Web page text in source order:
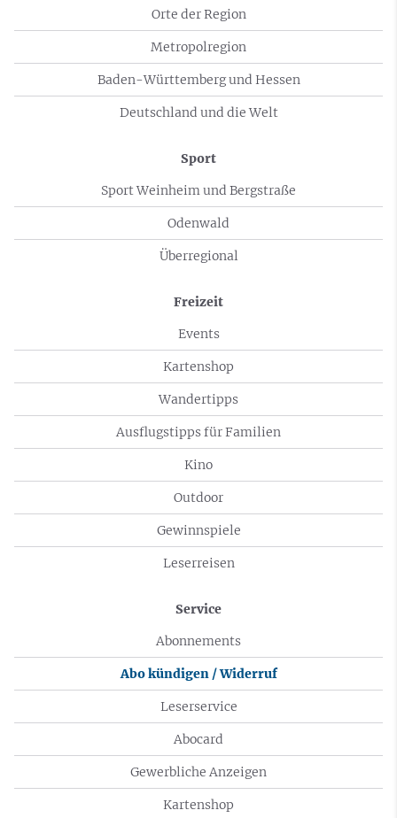
Orte der Region
Metropolregion
Baden-Württemberg und Hessen
Deutschland und die Welt
Sport
Sport Weinheim und Bergstraße
Odenwald
Überregional
Freizeit
Events
Kartenshop
Wandertipps
Ausflugstipps für Familien
Kino
Outdoor
Gewinnspiele
Leserreisen
Service
Abonnements
Abo kündigen / Widerruf
Leserservice
Abocard
Gewerbliche Anzeigen
Kartenshop